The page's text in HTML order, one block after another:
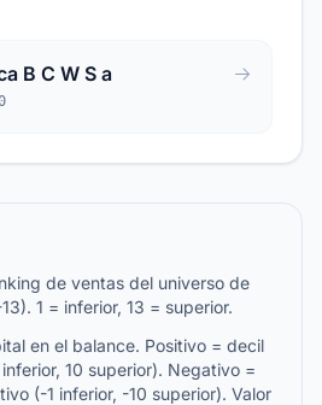
Autotecnica B C W S a
de ventas del universo de
1 = inferior, 13 = superior.
en el balance. Positivo = decil
10 superior). Negativo =
(-1 inferior, -10 superior). Valor